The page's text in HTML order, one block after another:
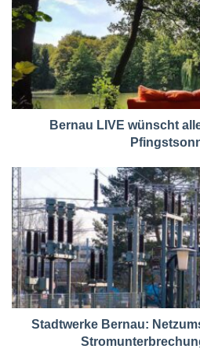
Bernau LIVE wünscht
Stadtwerke Bernau: